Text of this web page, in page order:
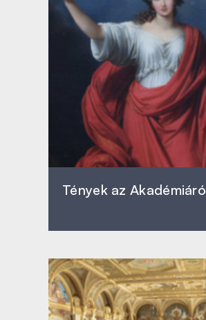
Tények az